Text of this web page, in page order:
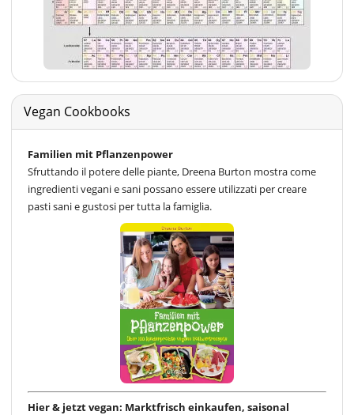
Vegan Cookbooks
Familien mit Pflanzenpower
Sfruttando il potere delle piante, Dreena Burton mostra come
ingredienti vegani e sani possano essere utilizzati per creare
pasti sani e gustosi per tutta la famiglia.
Hier & jetzt vegan: Marktfrisch einkaufen, saisonal